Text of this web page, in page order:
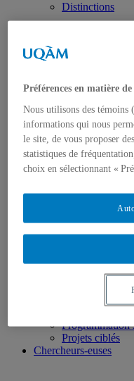
Distinctions
Activités
Événements à
Archives et
Colloque
Perspectives et
Programmation
Projets ciblés
Chercheurs-euses
Préférences en matière
Nous utilisons des témoins
informations qui nous
le site, de vous proposer
statistiques de
choix en sélectionnant «